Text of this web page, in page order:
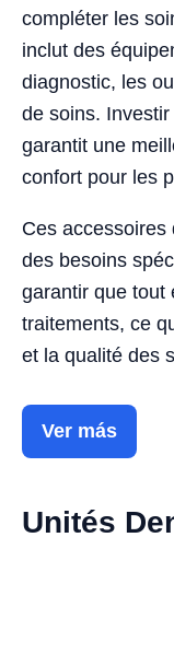
compléter les
inclut des
diagnostic, les
de soins.
garantit une
confort pour les
Ces accessoires
des besoins
garantir que tout
traitements, ce
et la qualité des
Ver más
Unités